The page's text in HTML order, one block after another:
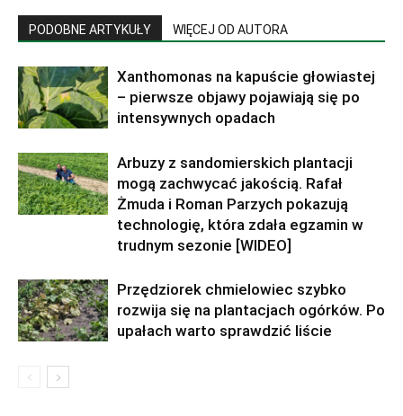
PODOBNE ARTYKUŁY WIĘCEJ OD AUTORA
Xanthomonas na kapuście głowiastej
– pierwsze objawy pojawiają się po
intensywnych opadach
Arbuzy z sandomierskich plantacji
mogą zachwycać jakością. Rafał
Żmuda i Roman Parzych pokazują
technologię, która zdała egzamin w
trudnym sezonie [WIDEO]
Przędziorek chmielowiec szybko
rozwija się na plantacjach ogórków. Po
upałach warto sprawdzić liście